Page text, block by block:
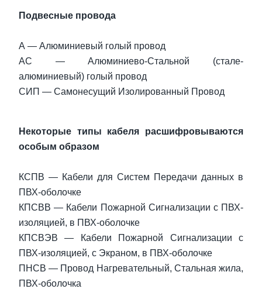
Подвесные провода
А — Алюминиевый голый провод
АС — Алюминиево-Стальной (стале-
алюминиевый) голый провод
СИП — Самонесущий Изолированный Провод
Некоторые типы кабеля расшифровываются
особым образом
КСПВ — Кабели для Систем Передачи данных в
ПВХ-оболочке
КПСВВ — Кабели Пожарной Сигнализации с ПВХ-
изоляцией, в ПВХ-оболочке
КПСВЭВ — Кабели Пожарной Сигнализации с
ПВХ-изоляцией, с Экраном, в ПВХ-оболочке
ПНСВ — Провод Нагревательный, Стальная жила,
ПВХ-оболочка